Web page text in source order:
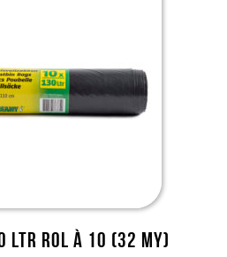
ltr rol à 10 (32 my)